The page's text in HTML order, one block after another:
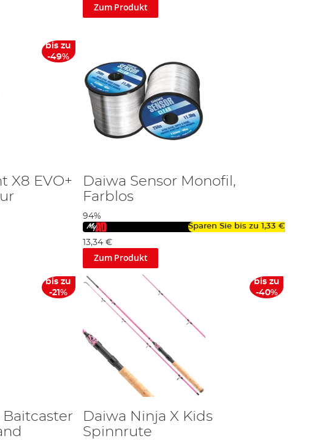
Zum Produkt
bis zu
-49%
X8 EVO+
Daiwa Sensor Monofil,
Farblos
94%
Sparen Sie bis zu 1,33 €
13,34 €
Zum Produkt
bis zu
-21%
Baitcaster
bis zu
-40%
Daiwa Ninja X Kids
Spinnrute